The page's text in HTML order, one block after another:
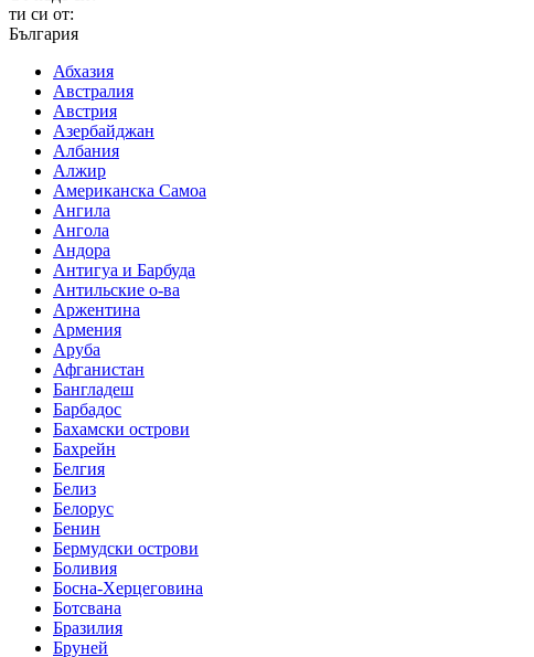
ти си от:
България
Абхазия
Австралия
Австрия
Азербайджан
Албания
Алжир
Американска Самоа
Ангила
Ангола
Андора
Антигуа и Барбуда
Антильские о-ва
Аржентина
Армения
Аруба
Афганистан
Бангладеш
Барбадос
Бахамски острови
Бахрейн
Белгия
Белиз
Белорус
Бенин
Бермудски острови
Боливия
Босна-Херцеговина
Ботсвана
Бразилия
Бруней